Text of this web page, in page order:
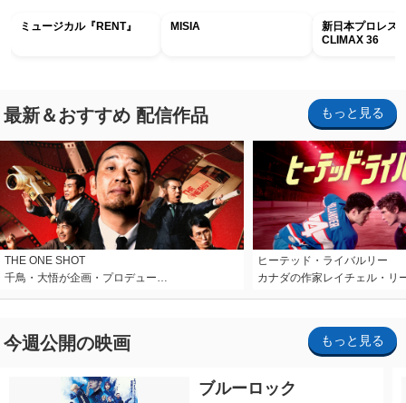
ミュージカル『RENT』 MISIA
新日本プロレス
CLIMAX 36
最新＆おすすめ 配信作品 もっと見る
THE ONE SHOT
千鳥・大悟が企画・プロデュー…
ヒーテッド・ライバルリー
カナダの作家レイチェル・リ
今週公開の映画 もっと見る
ブルーロック